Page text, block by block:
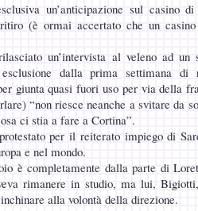
un’anticipazione sul casino
(è ormai accertato che un
un’intervista al veleno ad
esclusione dalla prima settimana
giunta quasi fuori uso per via della
“non riesce neanche a svitare da
ci stia a fare a Cortina”.
per il reiterato impiego di
e nel mondo.
è completamente dalla parte di
rimanere in studio, ma lui,
alla volontà della direzione.